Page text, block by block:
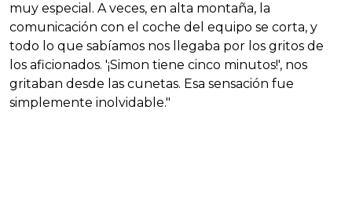
muy especial. A veces, en alta montaña, la
comunicación con el coche del equipo se corta, y
todo lo que sabíamos nos llegaba por los gritos de
los aficionados. '¡Simon tiene cinco minutos!', nos
gritaban desde las cunetas. Esa sensación fue
simplemente inolvidable."